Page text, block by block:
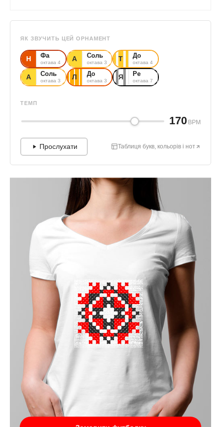
ЯК ЗВУЧИТЬ ЦЕЙ ОРНАМЕНТ
Н Фа
октава 4 А Соль
октава 3 Т До
октава 4
А Соль
октава 3 Л До
октава 3 Я Ре
октава 7
ТЕМП
170 BPM
Прослухати Таблиця букв, кольорів і нот